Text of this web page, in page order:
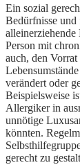
Ein sozial
Bedürfnisse
alleinerziehende
Person mit
auch, den Vorrat
verändert oder
Beispielsweise
Allergiker in
unnötige
könnten.
gerecht zu